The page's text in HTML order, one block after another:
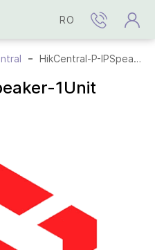
RO
HikCentral-P-IPSpeaker-1Unit
1Unit